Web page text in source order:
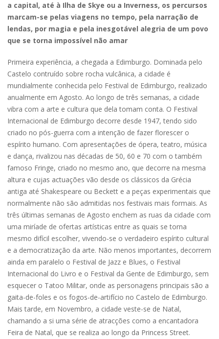
a capital, até à Ilha de Skye ou a Inverness, os percursos
marcam-se pelas viagens no tempo, pela narração de
lendas, por magia e pela inesgotável alegria de um povo
que se torna impossível não amar
Primeira experiência, a chegada a Edimburgo. Dominada pelo
Castelo contruído sobre rocha vulcânica, a cidade é
mundialmente conhecida pelo Festival de Edimburgo, realizado
anualmente em Agosto. Ao longo de três semanas, a cidade
vibra com a arte e cultura que dela tomam conta. O Festival
Internacional de Edimburgo decorre desde 1947, tendo sido
criado no pós-guerra com a intenção de fazer florescer o
espírito humano. Com apresentações de ópera, teatro, música
e dança, rivalizou nas décadas de 50, 60 e 70 com o também
famoso Fringe, criado no mesmo ano, que decorre na mesma
altura e cujas actuações vão desde os clássicos da Grécia
antiga até Shakespeare ou Beckett e a peças experimentais que
normalmente não são admitidas nos festivais mais formais. As
três últimas semanas de Agosto enchem as ruas da cidade com
uma miríade de ofertas artísticas entre as quais se torna
mesmo difícil escolher, vivendo-se o verdadeiro espírito cultural
e a democratização da arte. Não menos importantes, decorrem
ainda em paralelo o Festival de Jazz e Blues, o Festival
Internacional do Livro e o Festival da Gente de Edimburgo, sem
esquecer o Tatoo Militar, onde as personagens principais são a
gaita-de-foles e os fogos-de-artifício no Castelo de Edimburgo.
Mais tarde, em Novembro, a cidade veste-se de Natal,
chamando a si uma série de atracções como a encantadora
Feira de Natal, que se realiza ao longo da Princess Street.